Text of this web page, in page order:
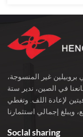
غير المنسوجة،
في الصين، ندير ستة
لإعادة اللف. وتغطي
بمساحة 3400 متر مربع، ويبلغ إجمالي استثمارنا
المواد الخام من البولي
Soclal sharing